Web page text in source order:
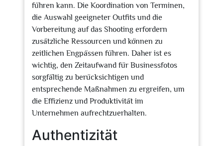
führen kann. Die Koordination von Terminen,
die Auswahl geeigneter Outfits und die
Vorbereitung auf das Shooting erfordern
zusätzliche Ressourcen und können zu
zeitlichen Engpässen führen. Daher ist es
wichtig, den Zeitaufwand für Businessfotos
sorgfältig zu berücksichtigen und
entsprechende Maßnahmen zu ergreifen, um
die Effizienz und Produktivität im
Unternehmen aufrechtzuerhalten.
Authentizität